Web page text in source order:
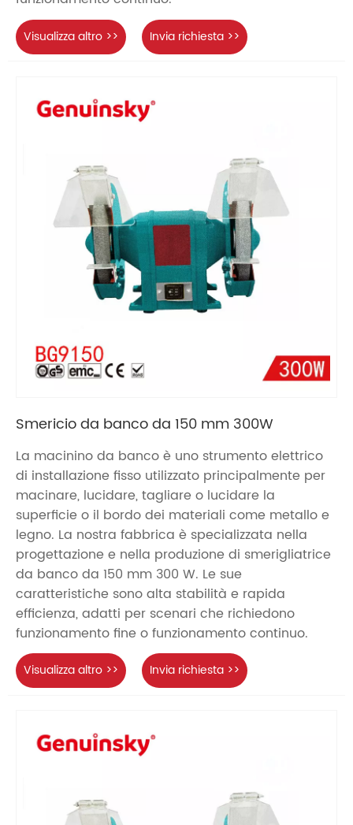
Visualizza altro >> Invia richiesta >>
Smericio da banco da 150 mm 300W
La macinino da banco è uno strumento elettrico
di installazione fisso utilizzato principalmente per
macinare, lucidare, tagliare o lucidare la
superficie o il bordo dei materiali come metallo e
legno. La nostra fabbrica è specializzata nella
progettazione e nella produzione di smerigliatrice
da banco da 150 mm 300 W. Le sue
caratteristiche sono alta stabilità e rapida
efficienza, adatti per scenari che richiedono
funzionamento fine o funzionamento continuo.
Visualizza altro >> Invia richiesta >>